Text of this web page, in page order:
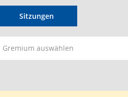
Sitzungen
Gremium auswählen